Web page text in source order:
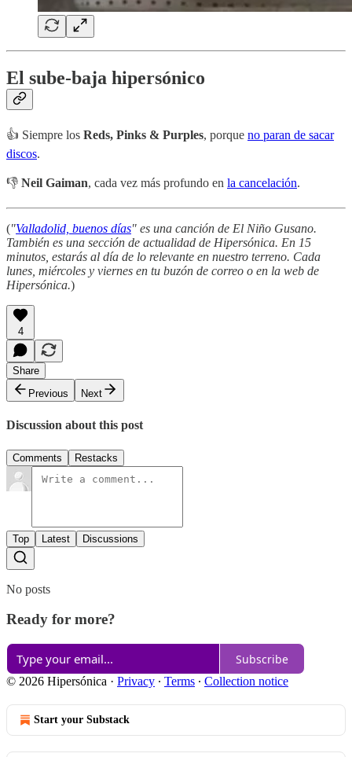
El sube-baja hipersónico
👍 Siempre los Reds, Pinks & Purples, porque no paran de sacar
discos.
👎 Neil Gaiman, cada vez más profundo en la cancelación.
("Valladolid, buenos días" es una canción de El Niño Gusano.
También es una sección de actualidad de Hipersónica. En 15
minutos, estarás al día de lo relevante en nuestro terreno. Cada
lunes, miércoles y viernes en tu buzón de correo o en la web de
Hipersónica.)
4
Share
Previous
Next
Discussion about this post
Comments Restacks
Top Latest Discussions
No posts
Ready for more?
Subscribe
© 2026 Hipersónica · Privacy ∙ Terms ∙ Collection notice
Start your Substack